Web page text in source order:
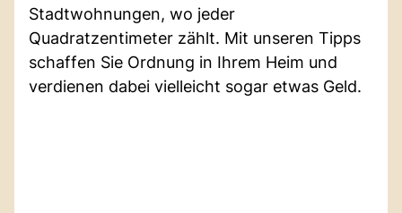
Stadtwohnungen, wo jeder
Quadratzentimeter zählt. Mit unseren Tipps
schaffen Sie Ordnung in Ihrem Heim und
verdienen dabei vielleicht sogar etwas Geld.